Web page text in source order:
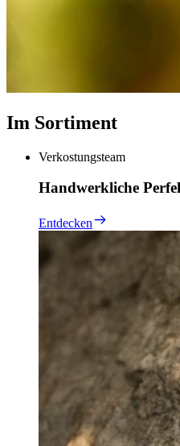
Im Sortiment
Verkostungsteam
Handwerkliche
Entdecken